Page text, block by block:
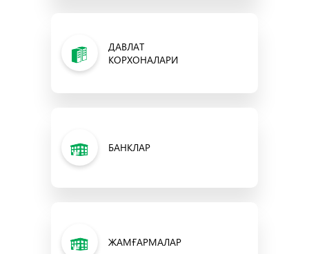
ДАВЛАТ
КОРХОНАЛАРИ
БАНКЛАР
ЖАМҒАРМАЛАР